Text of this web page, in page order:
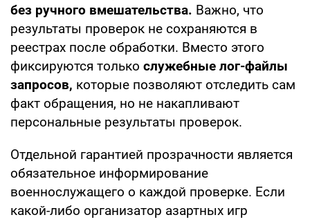
без ручного вмешательства. Важно, что
результаты проверок не сохраняются в
реестрах после обработки. Вместо этого
фиксируются только служебные лог-файлы
запросов, которые позволяют отследить сам
факт обращения, но не накапливают
персональные результаты проверок.
Отдельной гарантией прозрачности является
обязательное информирование
военнослужащего о каждой проверке. Если
какой-либо организатор азартных игр